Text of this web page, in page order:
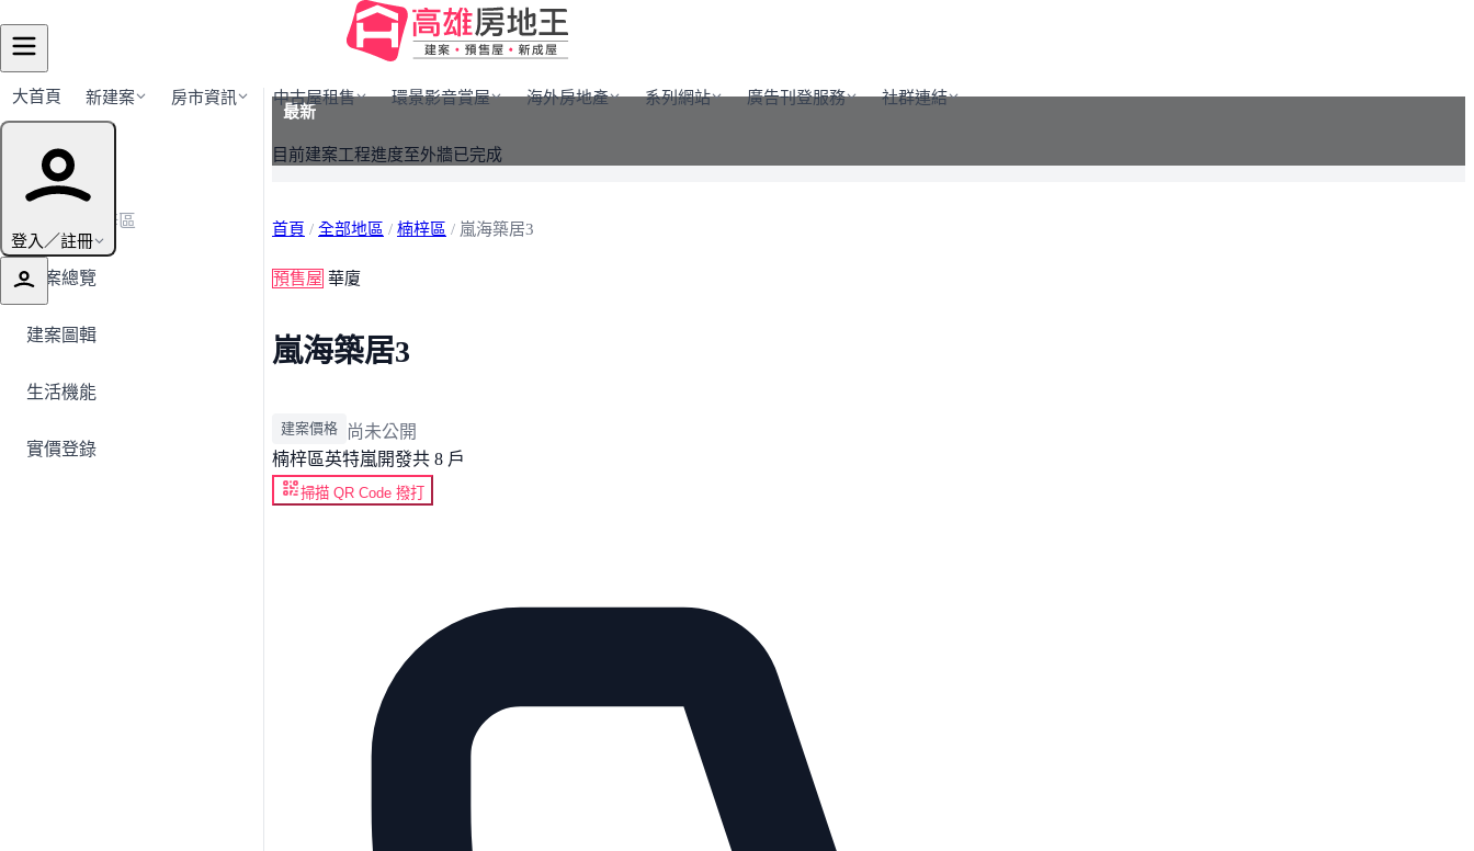
大首頁 新建案 房市資訊 中古屋租售 環景影音賞屋 海外房地產 系列網站 廣告刊登服務 社群連結
登入／註冊
建案導覽
← 返回楠梓區
建案總覽
建案圖輯
生活機能
實價登錄
最新
目前建案工程進度至外牆已完成
首頁 / 全部地區 / 楠梓區 / 嵐海築居3
預售屋 華廈
嵐海築居3
建案價格
尚未公開
楠梓區英特嵐開發共 8 戶
掃描 QR Code 撥打